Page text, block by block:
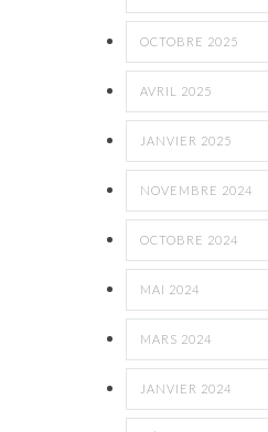
OCTOBRE 2025
AVRIL 2025
JANVIER 2025
NOVEMBRE 2024
OCTOBRE 2024
MAI 2024
MARS 2024
JANVIER 2024